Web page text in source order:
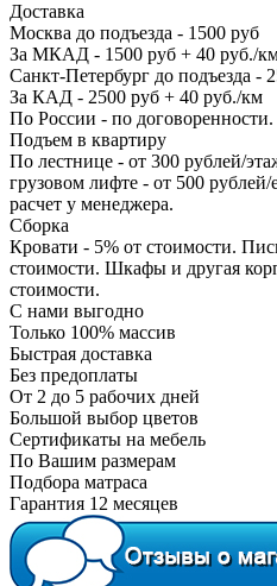
Доставка
Москва до подъезда - 1500 руб
За МКАД - 1500 руб + 40 руб./
Санкт-Петербург до подъезда -
За КАД - 2500 руб + 40 руб./км
По России - по договоренности.
Подъем в квартиру
По лестнице - от 300 рублей/
грузовом лифте - от 500
расчет у менеджера.
Сборка
Кровати - 5% от стоимости.
стоимости. Шкафы и другая
стоимости.
С нами выгодно
Только 100% массив
Быстрая доставка
Без предоплаты
От 2 до 5 рабочих дней
Большой выбор цветов
Сертификаты на мебель
По Вашим размерам
Подбора матраса
Гарантия 12 месяцев